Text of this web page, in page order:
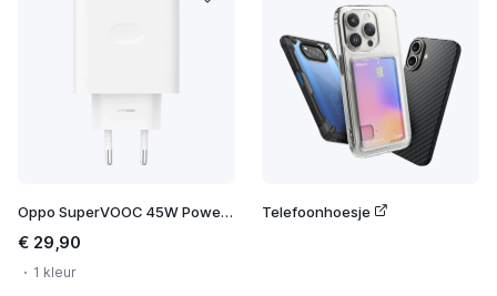
Oppo SuperVOOC 45W Power Adapter
€ 29,90
1 kleur
Telefoonhoesje